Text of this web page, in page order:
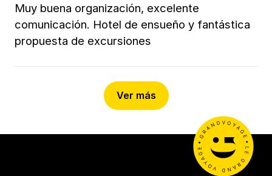
Muy buena organización, excelente
comunicación. Hotel de ensueño y fantástica
propuesta de excursiones
Ver más